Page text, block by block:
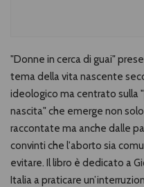
"Donne in cerca di guai"
tema della vita nascente
ideologico ma centrato sulla
nascita" che emerge non
raccontate ma anche dalle
convinti che l'aborto sia
evitare. Il libro è dedicato a
Italia a praticare